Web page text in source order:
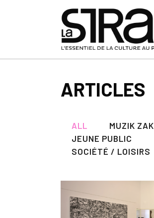
ARTICLES
ALL MUZIK ZAK
JEUNE PUBLIC
SOCIÉTÉ / LOISIRS